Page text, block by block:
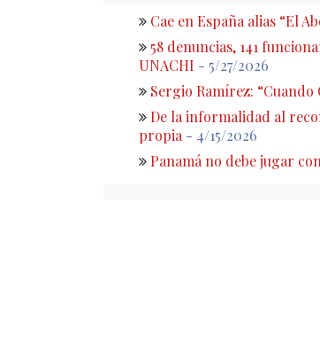
Cae en España alias “El
58 denuncias, 141
UNACHI - 5/27/2026
Sergio Ramírez:
De la informalidad al
propia - 4/15/2026
Panamá no debe jugar